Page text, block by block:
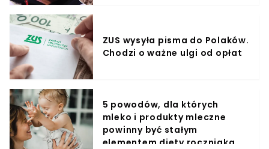
ZUS wysyła pisma do Polaków.
Chodzi o ważne ulgi od opłat
5 powodów, dla których
mleko i produkty mleczne
powinny być stałym
elementem diety roczniaka